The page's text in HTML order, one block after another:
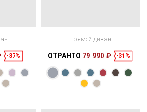
-37%
Размеры
Спальное
прямой диван
ОТРАНТО 79 990 ₽ -31%